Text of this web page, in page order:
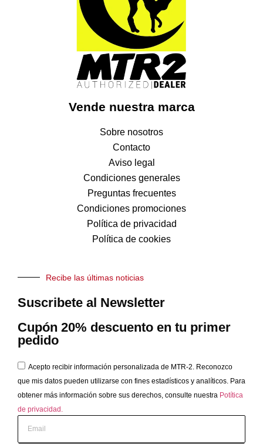
Vende nuestra marca
Sobre nosotros
Contacto
Aviso legal
Condiciones generales
Preguntas frecuentes
Condiciones promociones
Política de privacidad
Política de cookies
Recibe las últimas noticias
Suscribete al Newsletter
Cupón 20% descuento en tu primer
pedido
Acepto recibir información personalizada de MTR-2. Reconozco
que mis datos pueden utilizarse con fines estadísticos y analíticos. Para
obtener más información sobre sus derechos, consulte nuestra Potítica
de privacidad.